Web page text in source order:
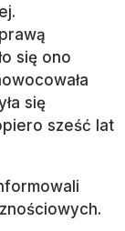
się ono
się
sześć lat